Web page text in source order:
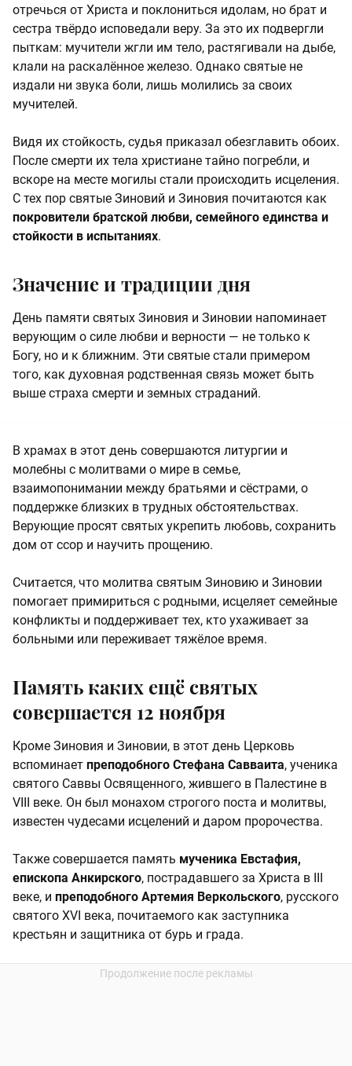
отречься от Христа и поклониться идолам, но брат и
сестра твёрдо исповедали веру. За это их подвергли
пыткам: мучители жгли им тело, растягивали на дыбе,
клали на раскалённое железо. Однако святые не
издали ни звука боли, лишь молились за своих
мучителей.
Видя их стойкость, судья приказал обезглавить обоих.
После смерти их тела христиане тайно погребли, и
вскоре на месте могилы стали происходить исцеления.
С тех пор святые Зиновий и Зиновия почитаются как
покровители братской любви, семейного единства и
стойкости в испытаниях.
Значение и традиции дня
День памяти святых Зиновия и Зиновии напоминает
верующим о силе любви и верности — не только к
Богу, но и к ближним. Эти святые стали примером
того, как духовная родственная связь может быть
выше страха смерти и земных страданий.
В храмах в этот день совершаются литургии и
молебны с молитвами о мире в семье,
взаимопонимании между братьями и сёстрами, о
поддержке близких в трудных обстоятельствах.
Верующие просят святых укрепить любовь, сохранить
дом от ссор и научить прощению.
Считается, что молитва святым Зиновию и Зиновии
помогает примириться с родными, исцеляет семейные
конфликты и поддерживает тех, кто ухаживает за
больными или переживает тяжёлое время.
Память каких ещё святых
совершается 12 ноября
Кроме Зиновия и Зиновии, в этот день Церковь
вспоминает преподобного Стефана Савваита, ученика
святого Саввы Освященного, жившего в Палестине в
VIII веке. Он был монахом строгого поста и молитвы,
известен чудесами исцелений и даром пророчества.
Также совершается память мученика Евстафия,
епископа Анкирского, пострадавшего за Христа в III
веке, и преподобного Артемия Веркольского, русского
святого XVI века, почитаемого как заступника
крестьян и защитника от бурь и града.